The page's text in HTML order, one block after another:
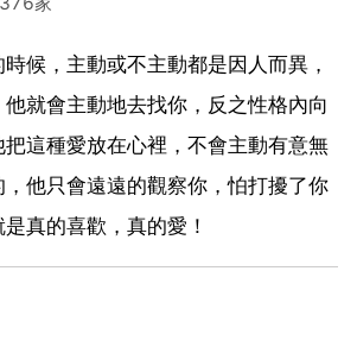
候，主動或不主動都是因人而異，
就會主動地去找你，反之性格內向
這種愛放在心裡，不會主動有意無
他只會遠遠的觀察你，怕打擾了你
真的喜歡，真的愛！